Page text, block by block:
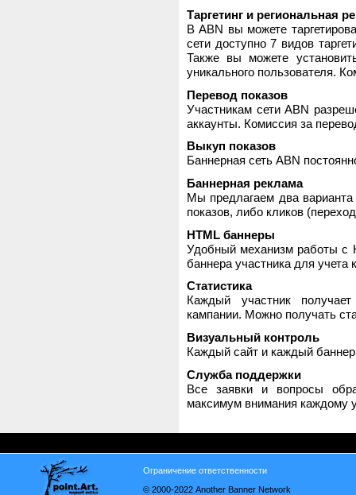
Таргетинг и региональная
В ABN вы можете
сети доступно 7 видов
Также вы можете
уникального пользователя.
Перевод показов
Участникам сети ABN
аккаунты. Комиссия за
Выкуп показов
Баннерная сеть ABN
Баннерная реклама
Мы предлагаем два
показов, либо кликов
HTML баннеры
Удобный механизм работы с
баннера участника для
Статистика
Каждый участник
кампании. Можно получать
Визуальный контроль
Каждый сайт и каждый
Служба поддержки
Все заявки и вопросы
максимум внимания каждому
Ограничение ответственности
© 2000-2022 Another Banner Network